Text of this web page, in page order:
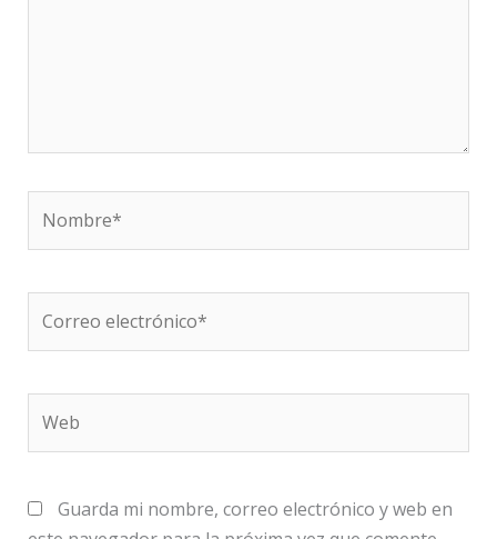
electrónico*
Guarda mi nombre, correo electrónico y web en